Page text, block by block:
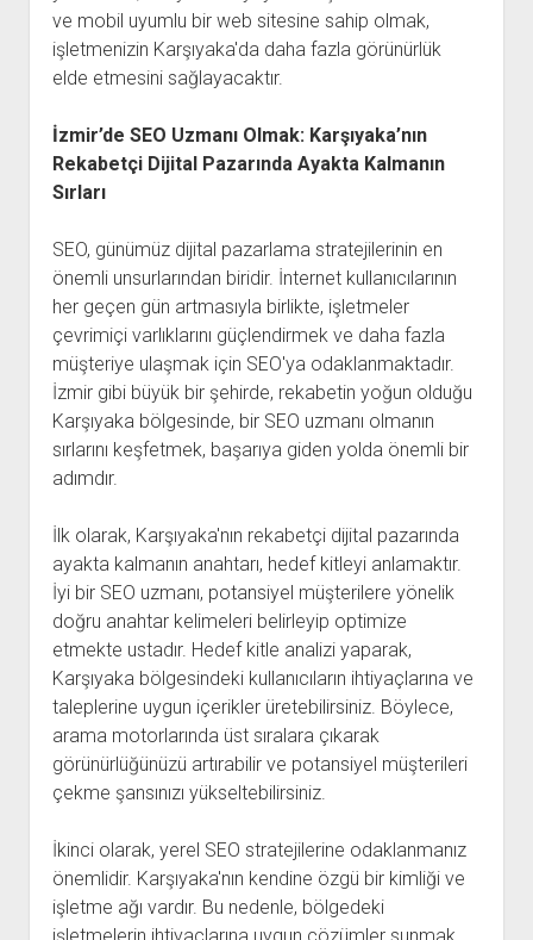
ve mobil uyumlu bir web sitesine sahip olmak,
işletmenizin Karşıyaka'da daha fazla görünürlük
elde etmesini sağlayacaktır.
İzmir’de SEO Uzmanı Olmak: Karşıyaka’nın
Rekabetçi Dijital Pazarında Ayakta Kalmanın
Sırları
SEO, günümüz dijital pazarlama stratejilerinin en
önemli unsurlarından biridir. İnternet kullanıcılarının
her geçen gün artmasıyla birlikte, işletmeler
çevrimiçi varlıklarını güçlendirmek ve daha fazla
müşteriye ulaşmak için SEO'ya odaklanmaktadır.
İzmir gibi büyük bir şehirde, rekabetin yoğun olduğu
Karşıyaka bölgesinde, bir SEO uzmanı olmanın
sırlarını keşfetmek, başarıya giden yolda önemli bir
adımdır.
İlk olarak, Karşıyaka'nın rekabetçi dijital pazarında
ayakta kalmanın anahtarı, hedef kitleyi anlamaktır.
İyi bir SEO uzmanı, potansiyel müşterilere yönelik
doğru anahtar kelimeleri belirleyip optimize
etmekte ustadır. Hedef kitle analizi yaparak,
Karşıyaka bölgesindeki kullanıcıların ihtiyaçlarına ve
taleplerine uygun içerikler üretebilirsiniz. Böylece,
arama motorlarında üst sıralara çıkarak
görünürlüğünüzü artırabilir ve potansiyel müşterileri
çekme şansınızı yükseltebilirsiniz.
İkinci olarak, yerel SEO stratejilerine odaklanmanız
önemlidir. Karşıyaka'nın kendine özgü bir kimliği ve
işletme ağı vardır. Bu nedenle, bölgedeki